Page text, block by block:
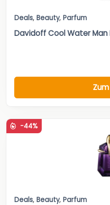
Deals, Beauty, Parfum
Davidoff Cool Water Man
-44%
Deals, Beauty, Parfum